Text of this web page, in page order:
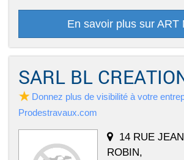
En savoir plus sur ART
SARL BL
Donnez plus de visibilité à votre
Prodestravaux.com
14 RUE
ROBIN,